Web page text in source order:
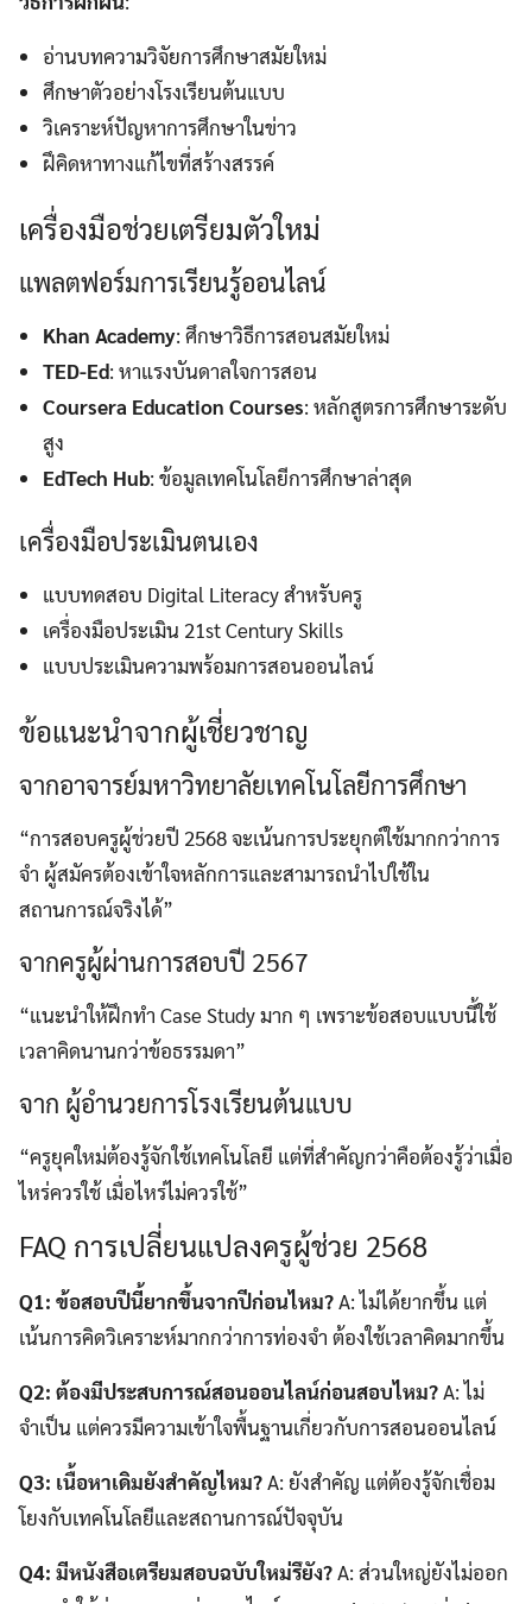
อ่านบทความวิจัยการศึกษาสมัยใหม่
ศึกษาตัวอย่างโรงเรียนต้นแบบ
วิเคราะห์ปัญหาการศึกษาในข่าว
ฝึคิดหาทางแก้ไขที่สร้างสรรค์
เครื่องมือช่วยเตรียมตัวใหม่
แพลตฟอร์มการเรียนรู้ออนไลน์
Khan Academy: ศึกษาวิธีการสอนสมัยใหม่
TED-Ed: หาแรงบันดาลใจการสอน
Coursera Education Courses: หลักสูตรการศึกษาระดับ
สูง
EdTech Hub: ข้อมูลเทคโนโลยีการศึกษาล่าสุด
เครื่องมือประเมินตนเอง
แบบทดสอบ Digital Literacy สำหรับครู
เครื่องมือประเมิน 21st Century Skills
แบบประเมินความพร้อมการสอนออนไลน์
ข้อแนะนำจากผู้เชี่ยวชาญ
จากอาจารย์มหาวิทยาลัยเทคโนโลยีการศึกษา
“การสอบครูผู้ช่วยปี 2568 จะเน้นการประยุกต์ใช้มากกว่าการ
จำ ผู้สมัครต้องเข้าใจหลักการและสามารถนำไปใช้ใน
สถานการณ์จริงได้”
จากครูผู้ผ่านการสอบปี 2567
“แนะนำให้ฝึกทำ Case Study มาก ๆ เพราะข้อสอบแบบนี้ใช้
เวลาคิดนานกว่าข้อธรรมดา”
จาก ผู้อำนวยการโรงเรียนต้นแบบ
“ครูยุคใหม่ต้องรู้จักใช้เทคโนโลยี แต่ที่สำคัญกว่าคือต้องรู้ว่าเมื่อ
ไหร่ควรใช้ เมื่อไหร่ไม่ควรใช้”
FAQ การเปลี่ยนแปลงครูผู้ช่วย 2568
Q1: ข้อสอบปีนี้ยากขึ้นจากปีก่อนไหม?A: ไม่ได้ยากขึ้น แต่
เน้นการคิดวิเคราะห์มากกว่าการท่องจำ ต้องใช้เวลาคิดมากขึ้น
Q2: ต้องมีประสบการณ์สอนออนไลน์ก่อนสอบไหม?A: ไม่
จำเป็น แต่ควรมีความเข้าใจพื้นฐานเกี่ยวกับการสอนออนไลน์
Q3: เนื้อหาเดิมยังสำคัญไหม?A: ยังสำคัญ แต่ต้องรู้จักเชื่อม
โยงกับเทคโนโลยีและสถานการณ์ปัจจุบัน
Q4: มีหนังสือเตรียมสอบฉบับใหม่รึยัง?A: ส่วนใหญ่ยังไม่ออก